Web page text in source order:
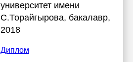
университет имени
С.Торайгырова, бакалавр,
2018
Диплом